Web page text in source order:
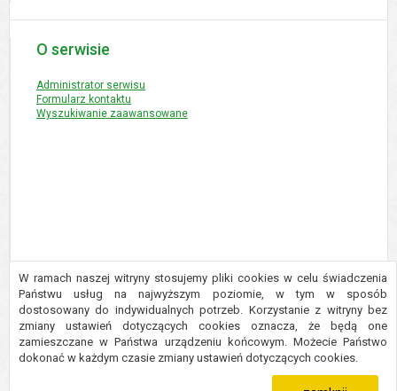
W ramach naszej witryny stosujemy pliki cookies w celu świadczenia
Państwu usług na najwyższym poziomie, w tym w sposób
dostosowany do indywidualnych potrzeb. Korzystanie z witryny bez
zmiany ustawień dotyczących cookies oznacza, że będą one
zamieszczane w Państwa urządzeniu końcowym. Możecie Państwo
dokonać w każdym czasie zmiany ustawień dotyczących cookies.
O serwisie
Administrator serwisu
Formularz kontaktu
Wyszukiwanie zaawansowane
Copyright © 2016 Urząd Gminy Płużnica
Projekt i wykonanie:Logonet Sp. z o.o.